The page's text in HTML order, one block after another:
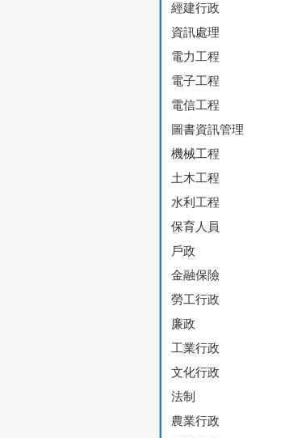
經建行政
資訊處理
電力工程
電子工程
電信工程
圖書資訊管理
機械工程
土木工程
水利工程
保育人員
戶政
金融保險
勞工行政
廉政
工業行政
文化行政
法制
農業行政